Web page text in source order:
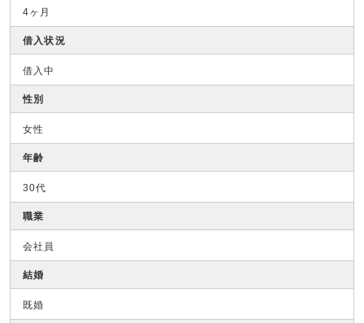
4ヶ月
借入状況
借入中
性別
女性
年齢
30代
職業
会社員
結婚
既婚